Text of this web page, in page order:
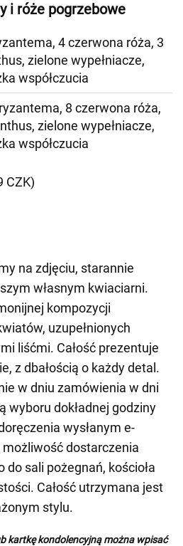
i róże pogrzebowe
4 czerwona róża, 3
zielone wypełniacze,
współczucia
8 czerwona róża,
zielone wypełniacze,
współczucia
CZK)
na zdjęciu, starannie
własnym kwiaciarni.
kompozycji
uzupełnionych
liśćmi. Całość prezentuje
z dbałością o każdy detal.
w dniu zamówienia w dni
wyboru dokładnej godziny
wysłanym e-
dostarczenia
sali pożegnań, kościoła
Całość utrzymana jest
stylu.
kartkę kondolencyjną można wpisać